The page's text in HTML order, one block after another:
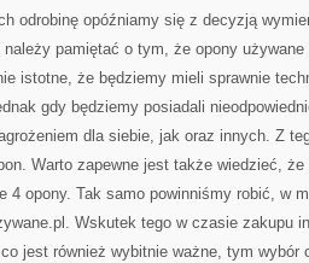
odrobinę opóźniamy się z decyzją
pamiętać o tym, że opony używane
istotne, że będziemy mieli sprawnie
gdy będziemy posiadali
dla siebie, jak oraz innych. Z
Warto zapewne jest także wiedzieć, że
4 opony. Tak samo powinniśmy robić, w
Wskutek tego w czasie zakupu
jest również wybitnie ważne, tym wybór